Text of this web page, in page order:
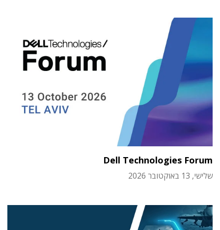
Dell Technologies Forum
שלישי, 13 באוקטובר 2026